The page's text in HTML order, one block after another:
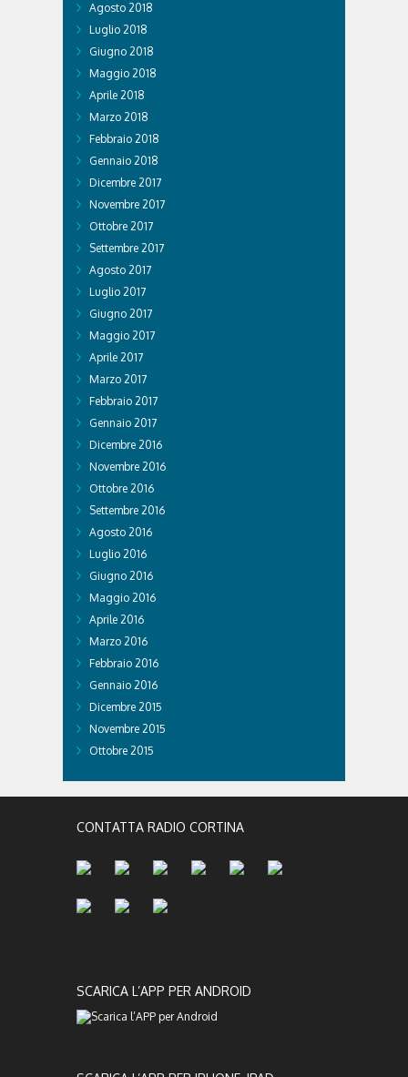
Agosto 2018
Luglio 2018
Giugno 2018
Maggio 2018
Aprile 2018
Marzo 2018
Febbraio 2018
Gennaio 2018
Dicembre 2017
Novembre 2017
Ottobre 2017
Settembre 2017
Agosto 2017
Luglio 2017
Giugno 2017
Maggio 2017
Aprile 2017
Marzo 2017
Febbraio 2017
Gennaio 2017
Dicembre 2016
Novembre 2016
Ottobre 2016
Settembre 2016
Agosto 2016
Luglio 2016
Giugno 2016
Maggio 2016
Aprile 2016
Marzo 2016
Febbraio 2016
Gennaio 2016
Dicembre 2015
Novembre 2015
Ottobre 2015
CONTATTA RADIO CORTINA
SCARICA L’APP PER ANDROID